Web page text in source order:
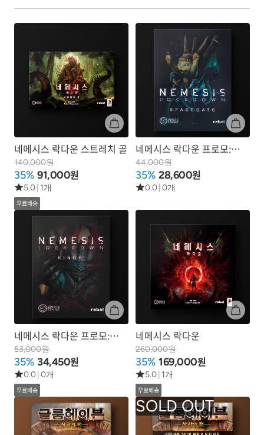
네메시스 락다운 스트레치 골
140,000원
35% 91,000원
5.0 1개
무료배송
네메시스 락다운 프로모:
새로운 우주 고양이
44,000원
35% 28,600원
0.0 0개
네메시스 락다운 프로모:
새로운 왕들
53,000원
35% 34,450원
0.0 0개
무료배송
네메시스 락다운
260,000원
35% 169,000원
5.0 1개
무료배송